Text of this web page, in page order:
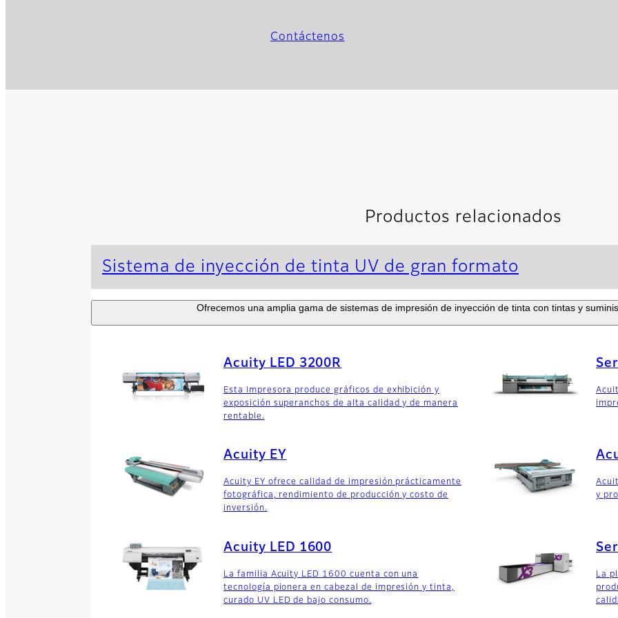
Contáctenos
Productos relacionados
Sistema de inyección de tinta UV de gran formato
Ofrecemos una amplia gama de sistemas de impresión de inyección de tinta con tintas y
Acuity LED 3200R
Esta impresora produce gráficos de exhibición y
exposición superanchos de alta calidad y de manera
rentable.
Acuity EY
Acuity EY ofrece calidad de impresión prácticamente
fotográfica, rendimiento de producción y costo de
inversión.
y
Acuity LED 1600
La familia Acuity LED 1600 cuenta con una
tecnología pionera en cabezal de impresión y tinta,
curado UV LED de bajo consumo.
La